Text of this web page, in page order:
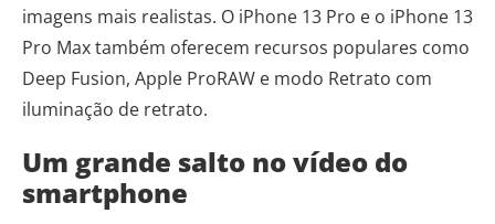
imagens mais realistas. O iPhone 13 Pro e o iPhone 13
Pro Max também oferecem recursos populares como
Deep Fusion, Apple ProRAW e modo Retrato com
iluminação de retrato.
Um grande salto no vídeo do
smartphone